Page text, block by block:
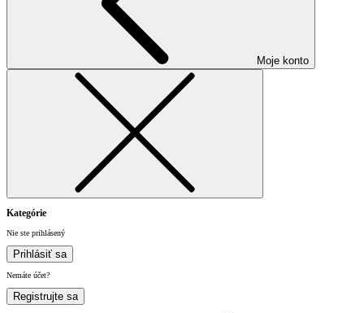
Moje konto
Kategórie
Nie ste prihlásený
Prihlásiť sa
Nemáte účet?
Registrujte sa